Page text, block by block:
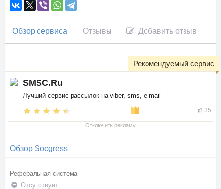
Обзор сервиса Отзывы Добавить отзыв
SMSC.Ru
Лучший сервис рассылок на viber, sms, e-mail
35
Рекомендуемый сервис
Отключить рекламу
Обзор Socgress
Реферальная система
Отсутствует